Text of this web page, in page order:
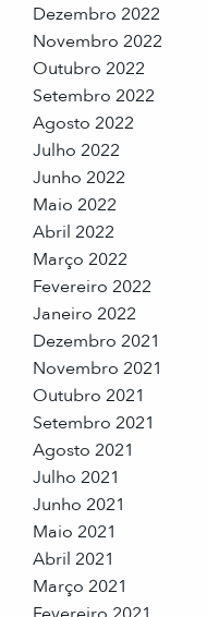
Dezembro 2022
Novembro 2022
Outubro 2022
Setembro 2022
Agosto 2022
Julho 2022
Junho 2022
Maio 2022
Abril 2022
Março 2022
Fevereiro 2022
Janeiro 2022
Dezembro 2021
Novembro 2021
Outubro 2021
Setembro 2021
Agosto 2021
Julho 2021
Junho 2021
Maio 2021
Abril 2021
Março 2021